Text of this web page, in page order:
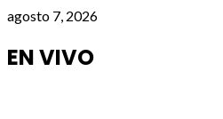
Saltar
contenido
agosto 7, 2026
EN VIVO